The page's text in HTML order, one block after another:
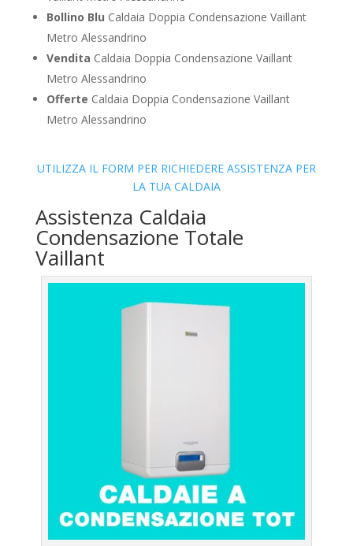
Bollino Blu Caldaia Doppia Condensazione Vaillant
Metro Alessandrino
Vendita Caldaia Doppia Condensazione Vaillant
Metro Alessandrino
Offerte Caldaia Doppia Condensazione Vaillant
Metro Alessandrino
UTILIZZA IL FORM PER RICHIEDERE ASSISTENZA PER
LA TUA CALDAIA
Assistenza Caldaia
Condensazione Totale
Vaillant